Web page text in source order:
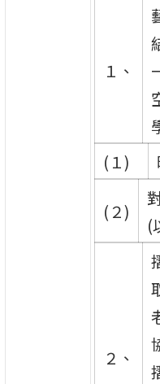
１、
(１)
(２)
(
２、